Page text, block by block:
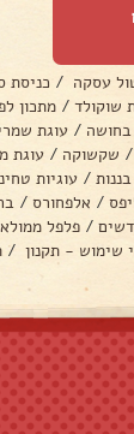
עסקה / כניסת
שוקולד / מתכון
בחושה / עוגת
/ שקשוקה / עוגת
/ עוגיות
/ אלפחורס /
/ פלפל ממולא
שימוש - תקנון /